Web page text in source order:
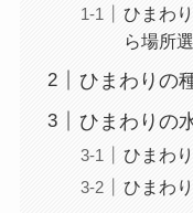
ひまわ
ら場所
ひまわりの
ひまわりの
ひまわ
ひまわ